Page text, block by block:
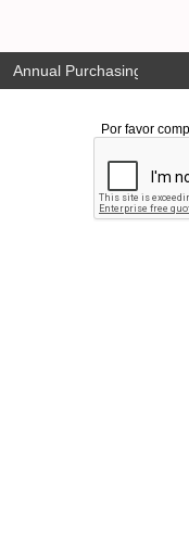
Annual Purchasing Plan
Por favor